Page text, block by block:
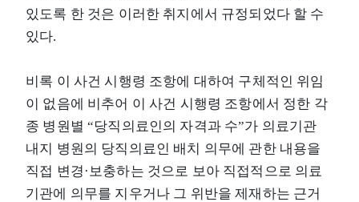
있도록 한 것은 이러한 취지에서 규정되었다 할 수
있다.
비록 이 사건 시행령 조항에 대하여 구체적인 위임
이 없음에 비추어 이 사건 시행령 조항에서 정한 각
종 병원별 “당직의료인의 자격과 수”가 의료기관
내지 병원의 당직의료인 배치 의무에 관한 내용을
직접 변경·보충하는 것으로 보아 직접적으로 의료
기관에 의무를 지우거나 그 위반을 제재하는 근거